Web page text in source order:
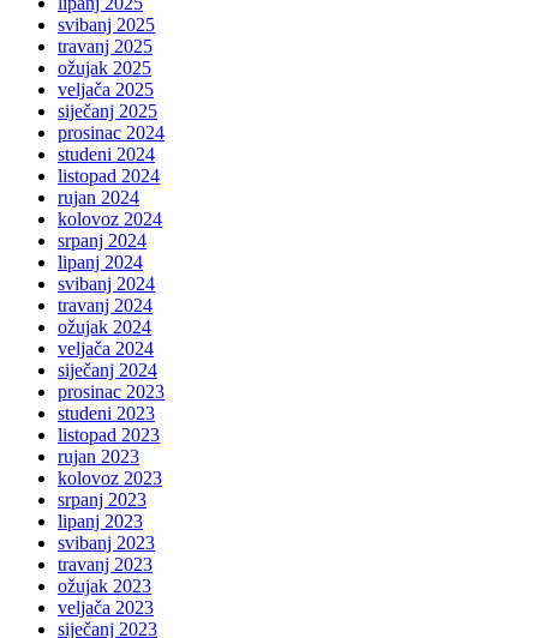
svibanj 2025
travanj 2025
ožujak 2025
veljača 2025
siječanj 2025
prosinac 2024
studeni 2024
listopad 2024
rujan 2024
kolovoz 2024
srpanj 2024
lipanj 2024
svibanj 2024
travanj 2024
ožujak 2024
veljača 2024
siječanj 2024
prosinac 2023
studeni 2023
listopad 2023
rujan 2023
kolovoz 2023
srpanj 2023
lipanj 2023
svibanj 2023
travanj 2023
ožujak 2023
veljača 2023
siječanj 2023